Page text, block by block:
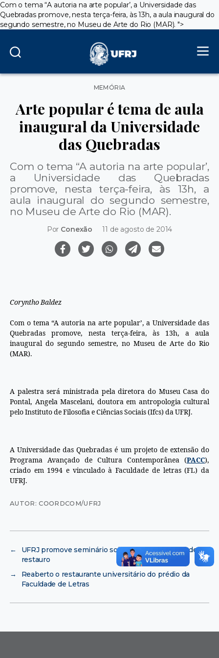
Com o tema “A autoria na arte popular’, a Universidade das
Quebradas promove, nesta terça-feira, às 13h, a aula inaugural do
segundo semestre, no Museu de Arte do Rio (MAR).">
Categorias
MEMÓRIA
Arte popular é tema de aula
inaugural da Universidade
das Quebradas
Com o tema “A autoria na arte popular’,
a Universidade das Quebradas
promove, nesta terça-feira, às 13h, a
aula inaugural do segundo semestre,
no Museu de Arte do Rio (MAR).
Por Conexão 11 de agosto de 2014
Coryntho Baldez
Com o tema “A autoria na arte popular’, a Universidade das
Quebradas promove, nesta terça-feira, às 13h, a aula
inaugural do segundo semestre, no Museu de Arte do Rio
(MAR).
A palestra será ministrada pela diretora do Museu Casa do
Pontal, Angela Mascelani, doutora em antropologia cultural
pelo Instituto de Filosofia e Ciências Sociais (Ifcs) da UFRJ.
A Universidade das Quebradas é um projeto de extensão do
Programa Avançado de Cultura Contemporânea (PACC),
criado em 1994 e vinculado à Faculdade de letras (FL) da
UFRJ.
AUTOR: COORDCOM/UFRJ
←
UFRJ promove seminário sobre projetos e obras de
restauro
→
Reaberto o restaurante universitário do prédio da
Faculdade de Letras